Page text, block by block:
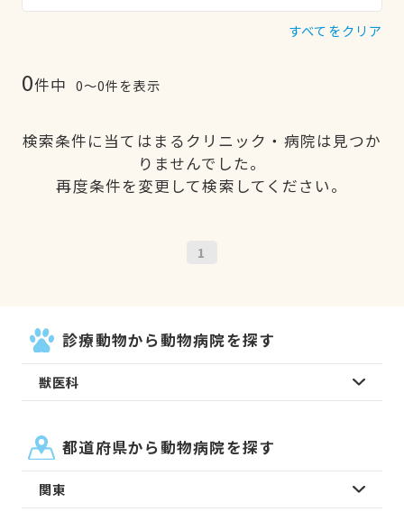
すべてをクリア
0件中 0〜0件を表示
検索条件に当てはまるクリニック・病院は見つか
りませんでした。
再度条件を変更して検索してください。
1
診療動物から動物病院を探す
獣医科
都道府県から動物病院を探す
関東